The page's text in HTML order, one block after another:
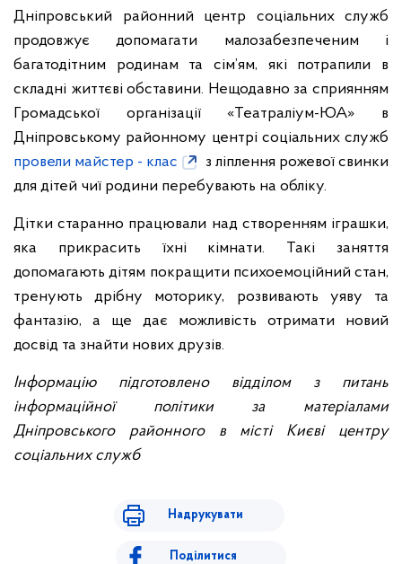
Дніпровський районний центр соціальних служб
продовжує допомагати малозабезпеченим і
багатодітним родинам та сім’ям, які потрапили в
складні життєві обставини. Нещодавно за сприянням
Громадської організації «Театраліум-ЮА» в
Дніпровському районному центрі соціальних служб
провели майстер - клас
з ліплення рожевої свинки
для дітей чиї родини перебувають на обліку.
Дітки старанно працювали над створенням іграшки,
яка прикрасить їхні кімнати. Такі заняття
допомагають дітям покращити психоемоційний стан,
тренують дрібну моторику, розвивають уяву та
фантазію, а ще дає можливість отримати новий
досвід та знайти нових друзів.
Інформацію підготовлено відділом з питань
інформаційної політики за матеріалами
Дніпровського районного в місті Києві центру
соціальних служб
Надрукувати
Поділитися